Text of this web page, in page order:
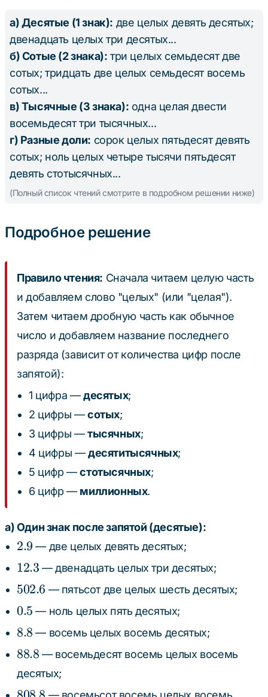
а) Десятые (1 знак): две целых девять десятых;
двенадцать целых три десятых...
б) Сотые (2 знака): три целых семьдесят две
сотых; тридцать две целых семьдесят восемь
сотых...
в) Тысячные (3 знака): одна целая двести
восемьдесят три тысячных...
г) Разные доли: сорок целых пятьдесят девять
сотых; ноль целых четыре тысячи пятьдесят
девять стотысячных...
(Полный список чтений смотрите в подробном решении ниже)
Подробное решение
Правило чтения: Сначала читаем целую часть
и добавляем слово "целых" (или "целая").
Затем читаем дробную часть как обычное
число и добавляем название последнего
разряда (зависит от количества цифр после
запятой):
1 цифра —десятых;
2 цифры —сотых;
3 цифры —тысячных;
4 цифры —десятитысячных;
5 цифр —стотысячных;
6 цифр — миллионных.
а) Один знак после запятой (десятые):
2.9
2.9 — две целых девять десятых;
12.3
12.3 — двенадцать целых три десятых;
502.6
502.6 — пятьсот две целых шесть десятых;
0.5
0.5 — ноль целых пять десятых;
8.8
8.8 — восемь целых восемь десятых;
88.8
88.8 — восемьдесят восемь целых восемь
десятых;
808.8